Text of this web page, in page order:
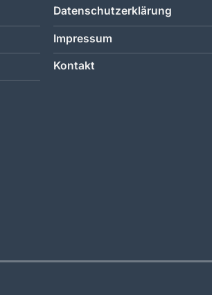
Datenschutzerklärung
Impressum
Kontakt